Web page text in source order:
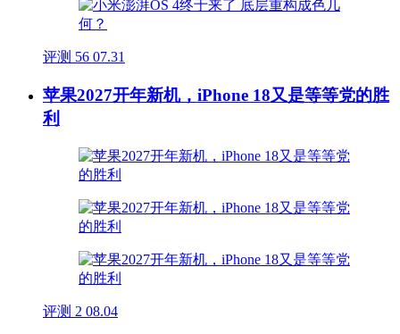
评测 56 07.31
苹果2027开年新机，iPhone 18又是等等党的胜
利
评测 2 08.04